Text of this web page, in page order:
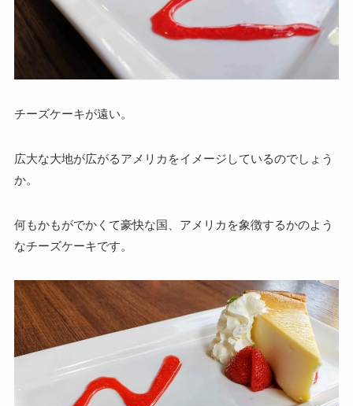
チーズケーキが遠い。
広大な大地が広がるアメリカをイメージしているのでしょう
か。
何もかもがでかくて豪快な国、 アメリカを象徴するかのよう
なチーズケーキです。